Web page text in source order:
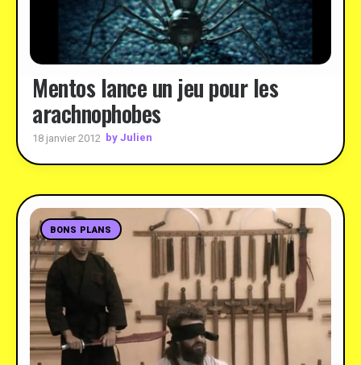
Mentos lance un jeu pour les
arachnophobes
18 janvier 2012 by Julien
BONS PLANS